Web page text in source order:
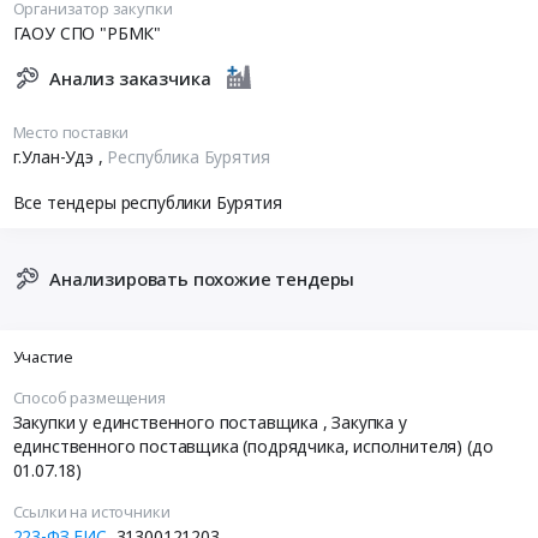
Организатор закупки
ГАОУ СПО "РБМК"
Анализ заказчика
Место поставки
г.Улан-Удэ , Республика Бурятия
Все тендеры республики Бурятия
Анализировать похожие тендеры
Участие
Способ размещения
Закупки у единственного поставщика , Закупка у
единственного поставщика (подрядчика, исполнителя) (до
01.07.18)
Ссылки на источники